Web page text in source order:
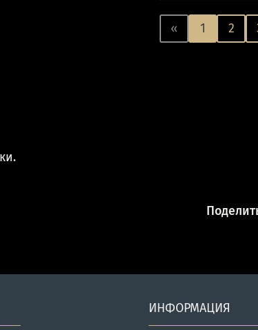
« 1 2
ИНФОРМАЦИЯ